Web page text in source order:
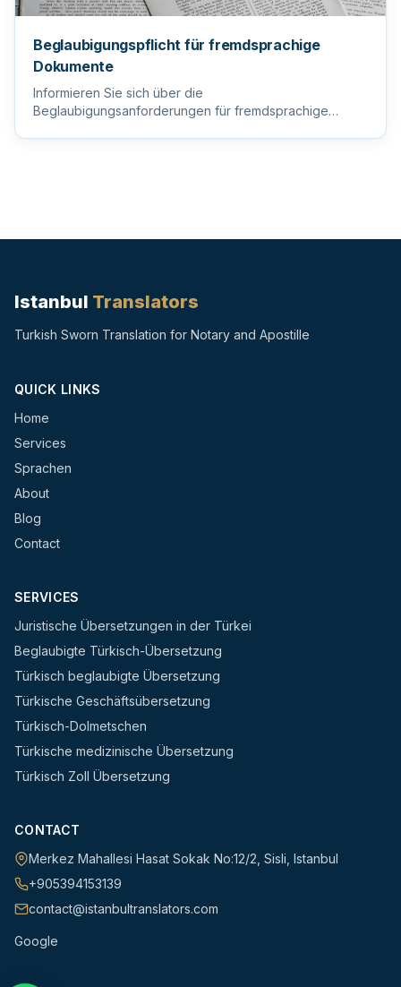
Beglaubigungspflicht für fremdsprachige
Dokumente
Informieren Sie sich über die
Beglaubigungsanforderungen für fremdsprachige
Istanbul Translators
Turkish Sworn Translation for Notary and Apostille
QUICK LINKS
Home
Services
Sprachen
About
Blog
Contact
SERVICES
Juristische Übersetzungen in der Türkei
Beglaubigte Türkisch-Übersetzung
Türkisch beglaubigte Übersetzung
Türkische Geschäftsübersetzung
Türkisch-Dolmetschen
Türkische medizinische Übersetzung
Türkisch Zoll Übersetzung
CONTACT
Merkez Mahallesi Hasat Sokak No:12/2 Sisli Istanbul
+905394153139
contact@istanbultranslators.com
Google